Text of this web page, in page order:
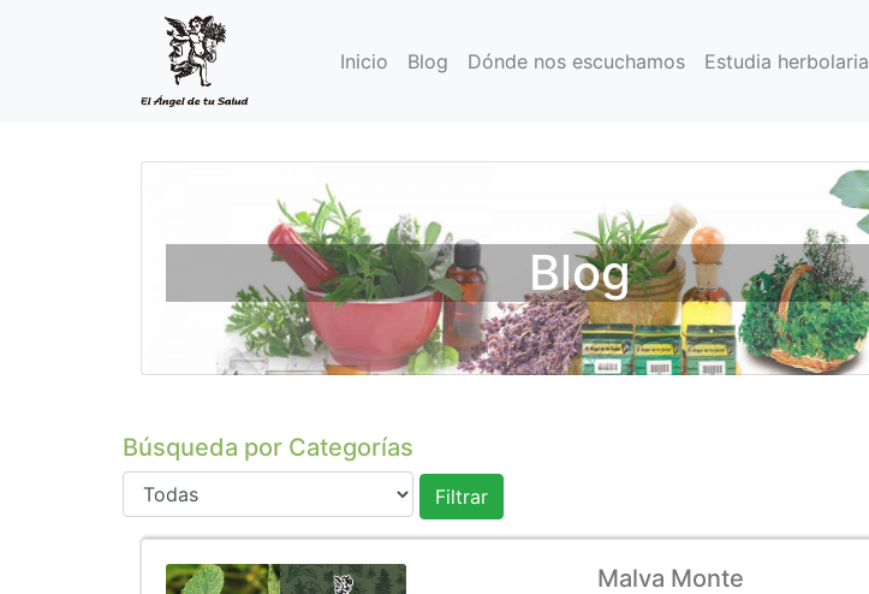
Inicio Blog Dónde nos escuchamos Estudia herbolaria
Blog
Búsqueda por Categorías
Filtrar
Malva Monte